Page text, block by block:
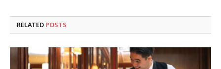
RELATED POSTS